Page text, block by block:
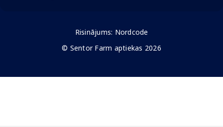
Risinājums: Nordcode
© Sentor Farm aptiekas 2026